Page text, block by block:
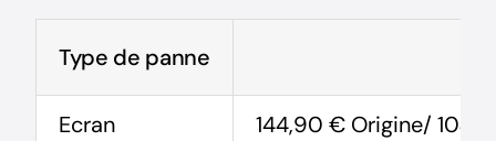
Acheter Reconditionné
Acheter Neuf
Type de panne
Ecran 144,90 € Origine/